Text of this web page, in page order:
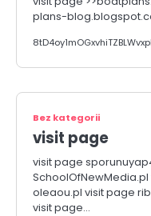
plans-
Bez kategorii
visit page
visit page
oleaou.pl visit page
visit page…